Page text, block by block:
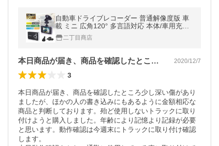
自動車ドライブレコーダー 普通解像度版 車
載 ミニ 広角120° 多言語対応 本体/車用充電
器/ブラケット
二丁目商店
本日商品が届き、商品を確認したところ少… 2020/12/7
3
本日商品が届き、商品を確認したところ少し深い傷があり
ましたが、ほかの人の書き込みにもあるように金額相応な
商品と判断しております。殆ど使用しないトラックに取り
付けようと購入しました。年齢により記憶より記録が必要
と思います。動作確認は今週末にトラックに取り付け確認
します。